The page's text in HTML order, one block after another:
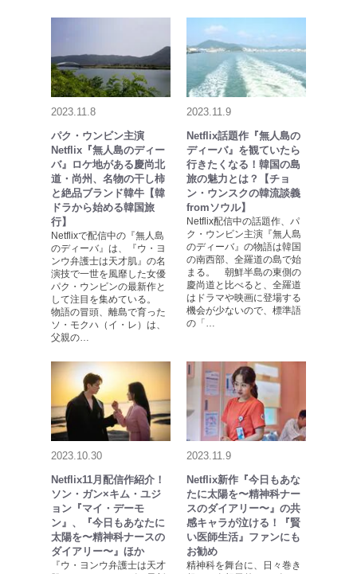
2023.11.8
パク・ウンビン主演
Netflix『無人島のディー
バ』ロケ地がある慶尚北
道・尚州、名物の干し柿
と絶品ブランド韓牛【韓
ドラから始める韓国旅
行】
Netflixで配信中の『無人島
のディーバ』は、『ウ・ヨ
ンウ弁護士は天才肌』の名
演技で一世を風靡した女優
パク・ウンビンの最新作と
して注目を集めている。
物語の冒頭、離島で育った
ソ・モクハ（イ・レ）は、
父親の…
2023.11.9
Netflix話題作『無人島の
ディーバ』を観ていたら
行きたくなる！韓国の島
旅の魅力とは？【チョ
ン・ウンスクの韓流談義
fromソウル】
Netflix配信中の話題作、パ
ク・ウンビン主演『無人島
のディーバ』の物語は韓国
の南西部、全羅道の島で始
まる。 朝鮮半島の東側の
慶尚道と比べると、全羅道
はドラマや映画に登場する
機会が少ないので、標準語
の「…
2023.10.30
Netflix11月配信作紹介！
ソン・ガン×キム・ユジ
ョン『マイ・デーモ
ン』、『今日もあなたに
太陽を〜精神科ナースの
ダイアリー〜』ほか
『ウ・ヨンウ弁護士は天才
2023.11.9
Netflix新作『今日もあな
たに太陽を〜精神科ナー
スのダイアリー〜』の共
感キャラが泣ける！『賢
い医師生活』ファンにも
お勧め
精神科を舞台に、日々巻き